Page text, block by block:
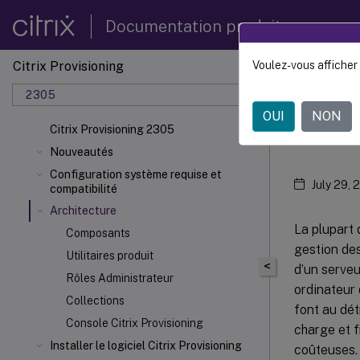
Documentation produit
Citrix Provisioning
2305
Citrix Provisioning 2305
Nouveautés
Configuration système requise et
compatibilité
Architecture
Composants
Utilitaires produit
Rôles Administrateur
Collections
Console Citrix Provisioning
Installer le logiciel Citrix Provisioning
Citrix
<
July 29,
La plupart
gestion
d’un
ordinateur
font au
charge et
Voulez-vous
OUI NON